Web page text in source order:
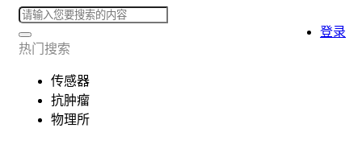
热门搜索
传感器
抗肿瘤
物理所
登录